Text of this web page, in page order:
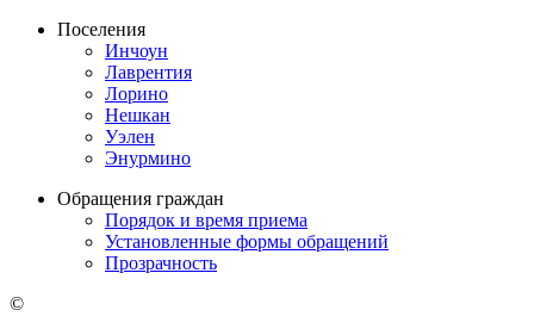
Поселения
Инчоун
Лаврентия
Лорино
Нешкан
Уэлен
Энурмино
Обращения граждан
Порядок и время приема
Установленные формы обращений
Прозрачность
©